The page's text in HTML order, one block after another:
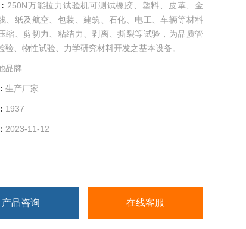
250N万能拉力试验机可测试橡胶、塑料、皮革、金
、纸及航空、包装、建筑、石化、电工、车辆等材料
缩、剪切力、粘结力、剥离、撕裂等试验，为品质管
验、物性试验、力学研究材料开发之基本设备。
品牌
生产厂家
1937
2023-11-12
产品咨询 在线客服